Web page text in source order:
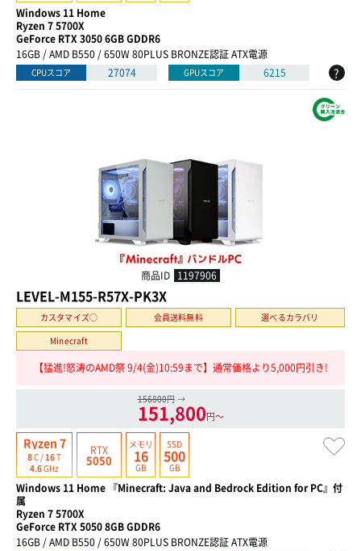
Windows 11 Home
Ryzen 7 5700X
GeForce RTX 3050 6GB GDDR6
16GB / AMD B550 / 650W 80PLUS BRONZE認証 ATX電源
CPUスコア 27074 GPUスコア 6215 ?
商品ID 1197906
LEVEL-M155-R57X-PK3X
カスタマイズ○ 会員送料無料
選べるカラバリ
Minecraft
【猛進!怒涛のAMD祭 9/4(金)10:59まで】通常価格より5,000円引き!
156800円 →
151,800円〜
Ryzen 7
8C / 16T
4.6GHz
RTX
5050
メモリ
16
GB
SSD
500
GB
Windows 11 Home 『Minecraft: Java and Bedrock Edition for PC』付
属
Ryzen 7 5700X
GeForce RTX 5050 8GB GDDR6
16GB / AMD B550 / 650W 80PLUS BRONZE認証 ATX電源